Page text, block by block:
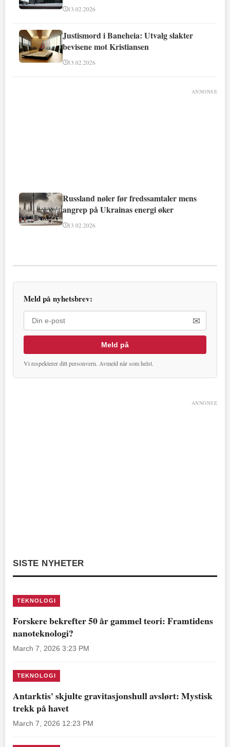
13.02.2026
Justismord i Baneheia: Utvalg slakter
bevisene mot Kristiansen
13.02.2026
ANNONSE
Russland nøler før fredssamtaler mens
angrep på Ukrainas energi øker
13.02.2026
Meld på nyhetsbrev:
✉
Meld på
Vi respekterer ditt personvern. Avmeld når som helst.
ANNONSE
SISTE NYHETER
TEKNOLOGI
Forskere bekrefter 50 år gammel teori: Framtidens
nanoteknologi?
March 7, 2026 3:23 PM
TEKNOLOGI
Antarktis' skjulte gravitasjonshull avslørt: Mystisk
trekk på havet
March 7, 2026 12:23 PM